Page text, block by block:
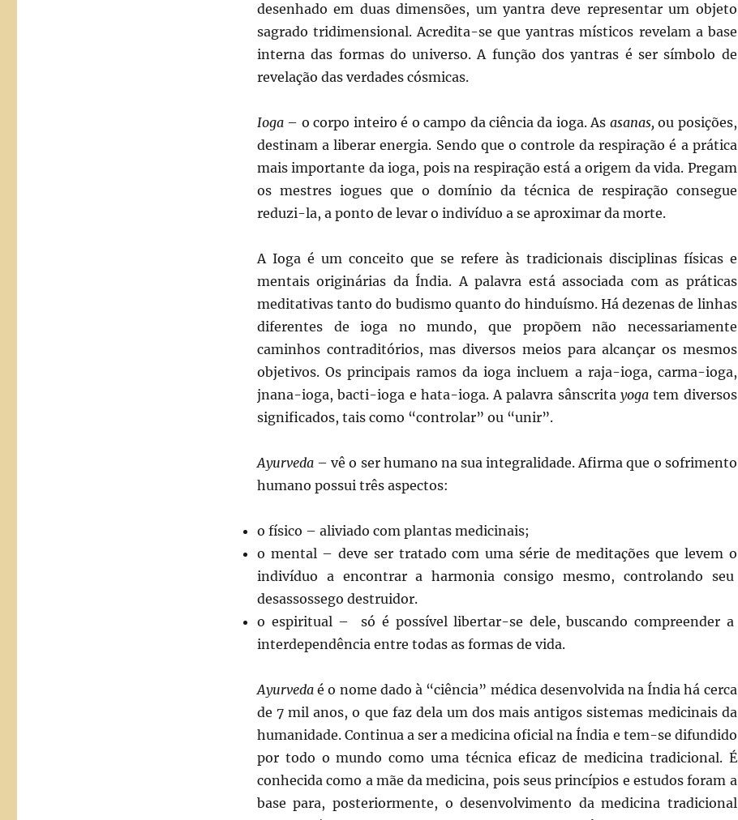
desenhado em duas dimensões, um yantra deve representar um objeto
sagrado tridimensional. Acredita-se que yantras místicos revelam a base
interna das formas do universo. A função dos yantras é ser símbolo de
revelação das verdades cósmicas.
Ioga – o corpo inteiro é o campo da ciência da ioga. As asanas,ou posições,
destinam a liberar energia. Sendo que o controle da respiração é a prática
mais importante da ioga, pois na respiração está a origem da vida. Pregam
os mestres iogues que o domínio da técnica de respiração consegue
reduzi-la, a ponto de levar o indivíduo a se aproximar da morte.
A Ioga é um conceito que se refere às tradicionais disciplinas físicas e
mentais originárias da Índia. A palavra está associada com as práticas
meditativas tanto do budismo quanto do hinduísmo. Há dezenas de linhas
diferentes de ioga no mundo, que propõem não necessariamente
caminhos contraditórios, mas diversos meios para alcançar os mesmos
objetivos. Os principais ramos da ioga incluem a raja-ioga, carma-ioga,
jnana-ioga, bacti-ioga e hata-ioga. A palavra sânscritayoga tem diversos
significados, tais como “controlar” ou “unir”.
Ayurveda – vê o ser humano na sua integralidade. Afirma que o sofrimento
humano possui três aspectos:
o físico – aliviado com plantas medicinais;
o mental – deve ser tratado com uma série de meditações que levem o
indivíduo a encontrar a harmonia consigo mesmo, controlando seu
desassossego destruidor.
o espiritual – só é possível libertar-se dele, buscando compreender a
interdependência entre todas as formas de vida.
Ayurvedaé o nome dado à “ciência” médica desenvolvida na Índia há cerca
de 7 mil anos, o que faz dela um dos mais antigos sistemas medicinais da
humanidade. Continua a ser a medicina oficial na Índia e tem-se difundido
por todo o mundo como uma técnica eficaz de medicina tradicional. É
conhecida como a mãe da medicina, pois seus princípios e estudos foram a
base para, posteriormente, o desenvolvimento da medicina tradicional